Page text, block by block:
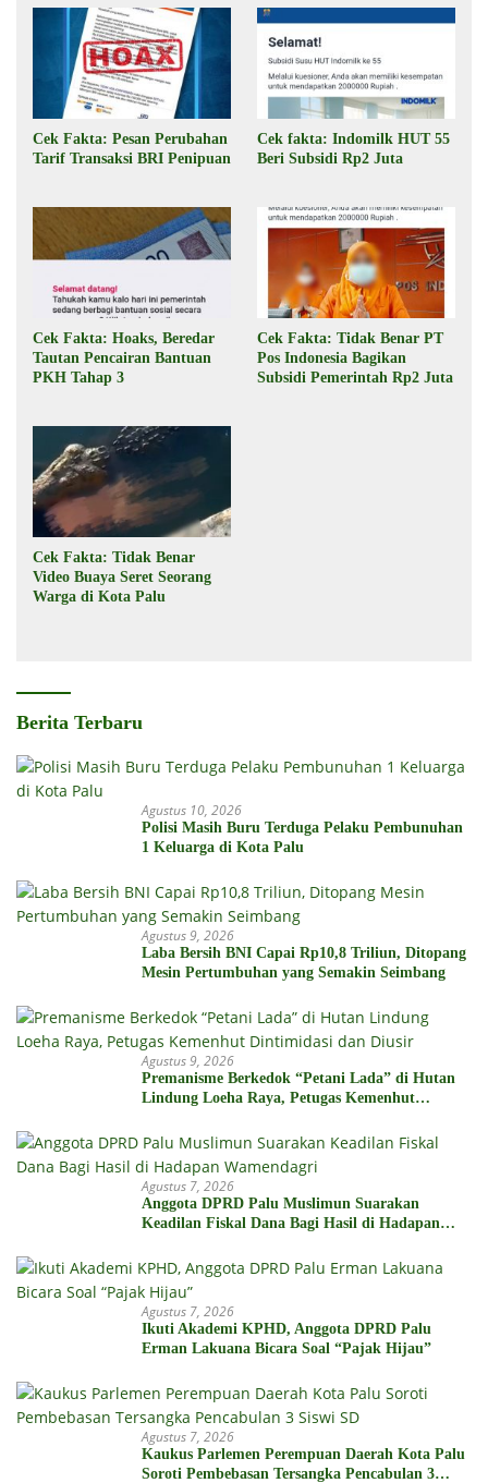
Cek Fakta: Pesan Perubahan
Tarif Transaksi BRI Penipuan
Cek fakta: Indomilk HUT 55
Beri Subsidi Rp2 Juta
Cek Fakta: Hoaks, Beredar
Tautan Pencairan Bantuan
PKH Tahap 3
Cek Fakta: Tidak Benar PT
Pos Indonesia Bagikan
Subsidi Pemerintah Rp2 Juta
Cek Fakta: Tidak Benar
Video Buaya Seret Seorang
Warga di Kota Palu
Berita Terbaru
Agustus 10, 2026
Polisi Masih Buru Terduga Pelaku Pembunuhan
1 Keluarga di Kota Palu
Agustus 9, 2026
Laba Bersih BNI Capai Rp10,8 Triliun, Ditopang
Mesin Pertumbuhan yang Semakin Seimbang
Agustus 9, 2026
Premanisme Berkedok “Petani Lada” di Hutan
Lindung Loeha Raya, Petugas Kemenhut
Agustus 7, 2026
Anggota DPRD Palu Muslimun Suarakan
Keadilan Fiskal Dana Bagi Hasil di Hadapan
Agustus 7, 2026
Ikuti Akademi KPHD, Anggota DPRD Palu
Erman Lakuana Bicara Soal “Pajak Hijau”
Agustus 7, 2026
Kaukus Parlemen Perempuan Daerah Kota Palu
Soroti Pembebasan Tersangka Pencabulan 3